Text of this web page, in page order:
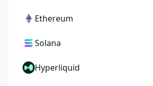
Ethereum
Solana
Hyperliquid